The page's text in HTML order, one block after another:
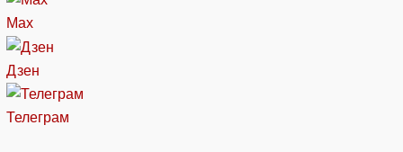
Max
Дзен
Телеграм